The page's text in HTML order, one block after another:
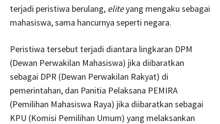
terjadi peristiwa berulang, eliteyang mengaku sebagai
mahasiswa, sama hancurnya seperti negara.
Peristiwa tersebut terjadi diantara lingkaran DPM
(Dewan Perwakilan Mahasiswa) jika diibaratkan
sebagai DPR (Dewan Perwakilan Rakyat) di
pemerintahan, dan Panitia Pelaksana PEMIRA
(Pemilihan Mahasiswa Raya) jika diibaratkan sebagai
KPU (Komisi Pemilihan Umum) yang melaksankan